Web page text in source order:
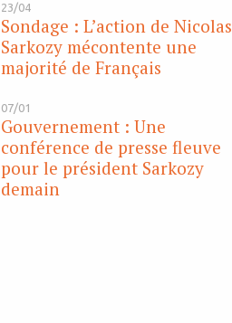
23/04
Sondage : L’action de Nicolas
Sarkozy mécontente une
majorité de Français
07/01
Gouvernement : Une
conférence de presse fleuve
pour le président Sarkozy
demain